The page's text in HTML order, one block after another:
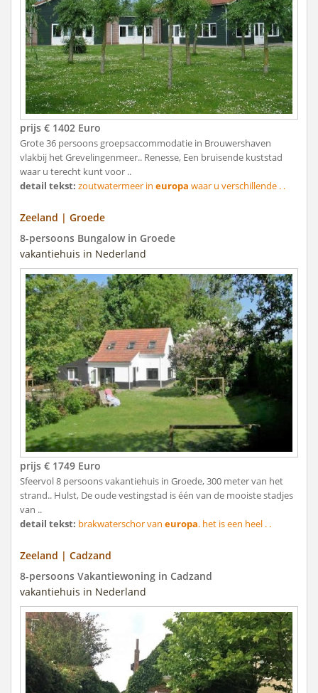
prijs € 1402 Euro
Grote 36 persoons groepsaccommodatie in Brouwershaven
vlakbij het Grevelingenmeer.. Renesse, Een bruisende kuststad
waar u terecht kunt voor ..
detail tekst: zoutwatermeer in europa waar u verschillende . .
Zeeland | Groede
8-persoons Bungalow in Groede
vakantiehuis in Nederland
prijs € 1749 Euro
Sfeervol 8 persoons vakantiehuis in Groede, 300 meter van het
strand.. Hulst, De oude vestingstad is één van de mooiste stadjes
van ..
detail tekst: brakwaterschor van europa. het is een heel . .
Zeeland | Cadzand
8-persoons Vakantiewoning in Cadzand
vakantiehuis in Nederland